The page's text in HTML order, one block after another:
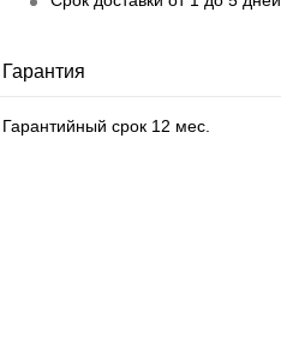
Гарантия
Гарантийный срок 12 мес.